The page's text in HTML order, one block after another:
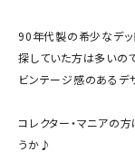
90年代製の希少なデッ
探していた方は多いので
ビンテージ感のあるデ
コレクター・マニアの
うか♪